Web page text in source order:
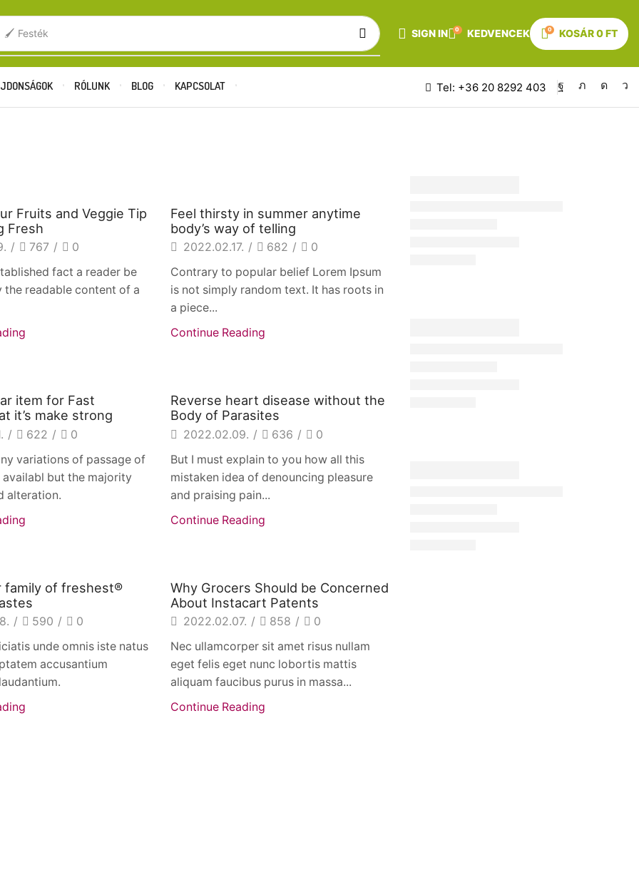
🖌️ Festék SIGN IN 0 KEDVENCEK 0 KOSÁR0FT
RÓLUNK BLOG KAPCSOLAT Tel: +36 20 8292 403
Fruits and Veggie Tip
Fresh
/ 767 /
0
fact a reader be
readable content of a
Beverages
Feel thirsty in summer anytime
body’s way of telling
2022.02.17. / 682 /
0
Contrary to popular belief Lorem Ipsum
is not simply random text. It has roots in
a piece...
Continue Reading
item for Fast
it’s make strong
/ 622 /
0
variations of passage of
availabl but the majority
alteration.
Beverages
Reverse heart disease without the
Body of Parasites
2022.02.09. / 636 /
0
But I must explain to you how all this
mistaken idea of denouncing pleasure
and praising pain...
Continue Reading
family of freshest®
/ 590 /
0
unde omnis iste natus
accusantium
Beverages
Why Grocers Should be Concerned
About Instacart Patents
2022.02.07. / 858 /
0
Nec ullamcorper sit amet risus nullam
eget felis eget nunc lobortis mattis
aliquam faucibus purus in massa...
Continue Reading